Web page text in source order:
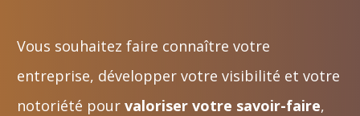
Vous souhaitez faire connaître votre
entreprise, développer votre visibilité et votre
notoriété pour valoriser votre savoir-faire,